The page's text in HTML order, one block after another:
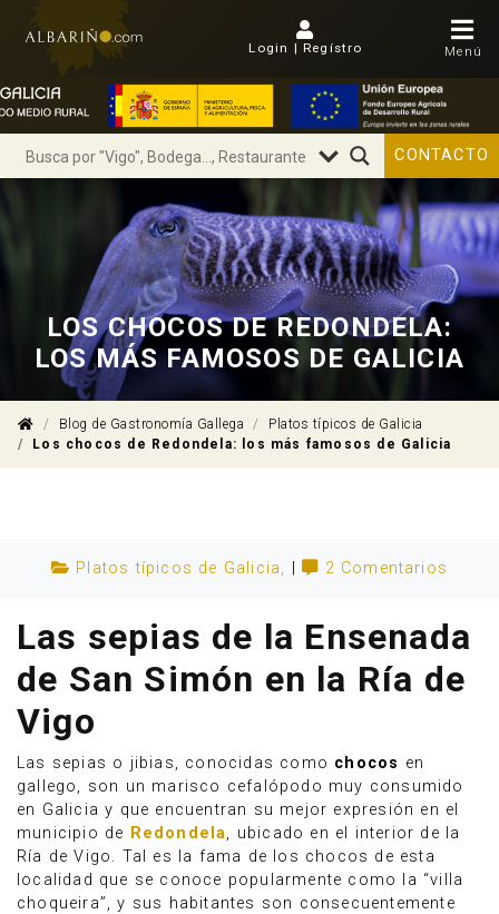
Login | Regístro Menú
Anúnciate
CONTACTO
LOS CHOCOS DE REDONDELA:
LOS MÁS FAMOSOS DE GALICIA
Blog de Gastronomía Gallega
Platos típicos de Galicia
Los chocos de Redondela: los más famosos de Galicia
Platos típicos de Galicia, | 2 Comentarios
Las sepias de la Ensenada
de San Simón en la Ría de
Vigo
Las sepias o jibias, conocidas como chocos en
gallego, son un marisco cefalópodo muy consumido
en Galicia y que encuentran su mejor expresión en el
municipio de Redondela, ubicado en el interior de la
Ría de Vigo. Tal es la fama de los chocos de esta
localidad que se conoce popularmente como la “villa
choqueira”, y sus habitantes son consecuentemente